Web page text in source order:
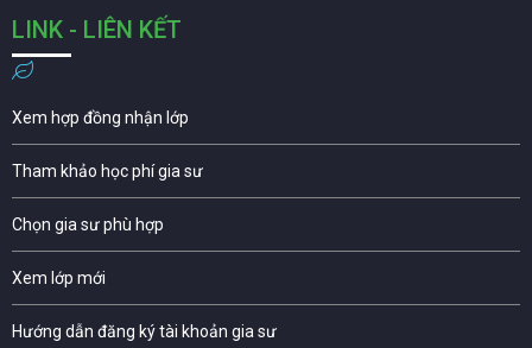
LINK - LIÊN KẾT
Xem hợp đồng nhận lớp
Tham khảo học phí gia sư
Chọn gia sư phù hợp
Xem lớp mới
Hướng dẫn đăng ký tài khoản gia sư